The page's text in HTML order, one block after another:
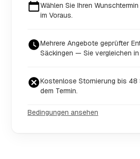
Wählen Sie Ihren
im Voraus.
Mehrere Angebote geprüfter
Säckingen — Sie vergleichen in
Kostenlose Stornierung bis 48
dem Termin.
Bedingungen ansehen